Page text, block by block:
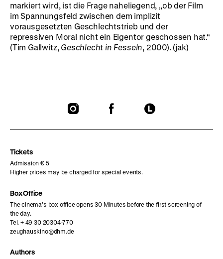
markiert wird, ist die Frage naheliegend, „ob der Film
im Spannungsfeld zwischen dem implizit
vorausgesetzten Geschlechtstrieb und der
repressiven Moral nicht ein Eigentor geschossen hat.“
(Tim Gallwitz, Geschlecht in Fesseln, 2000). (jak)
To
To
To
Tickets
Admission € 5
Higher prices may be charged for special events.
Box Office
The cinema’s box office opens 30 Minutes before the first screening of
the day.
Tel. + 49 30 20304-770
zeughauskino@dhm.de
Authors